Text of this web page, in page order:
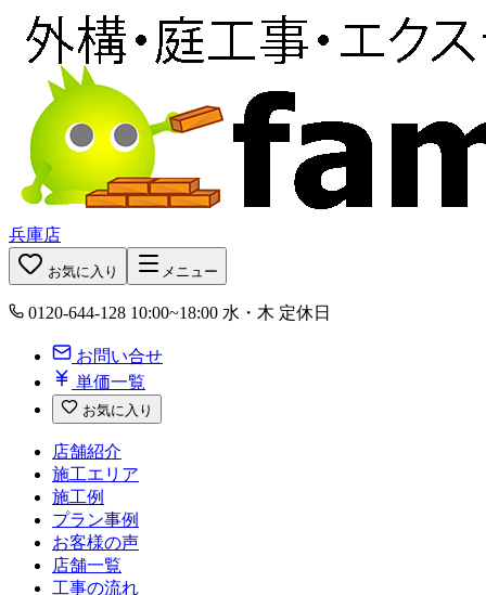
兵庫店
お気に入り メニュー
0120-644-128 10:00~18:00 水・木 定休日
お問い合せ
単価一覧
お気に入り
店舗紹介
施工エリア
施工例
プラン事例
お客様の声
店舗一覧
工事の流れ